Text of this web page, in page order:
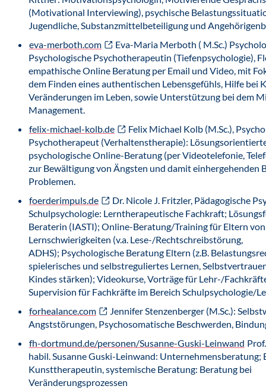
(Motivational Interviewing), psychische
Jugendliche, Substanzmittelbeteiligung und
eva-merboth.com
Eva-Maria Merboth ( M.Sc.)
Psychologische Psychotherapeutin (Tiefenpsychologie),
empathische Online Beratung per Email und Video, mit
dem Finden eines authentischen Lebensgefühls, Hilfe bei
Veränderungen im Leben, sowie Unterstützung bei dem
Management.
felix-michael-kolb.de
Felix Michael Kolb (M.Sc.),
Psychotherapeut (Verhaltenstherapie):
psychologische Online-Beratung (per Videotelefonie,
zur Bewältigung von Ängsten und damit einhergehenden
Problemen.
foerderimpuls.de
Dr. Nicole J. Fritzler, Pädagogische
Schulpsychologie: Lerntherapeutische Fachkraft;
Beraterin (IASTI); Online-Beratung/Training für Eltern
Lernschwierigkeiten (v.a. Lese-/Rechtschreibstörung,
ADHS); Psychologische Beratung Eltern (z.B.
spielerisches und selbstreguliertes Lernen,
Kindes stärken); Videokurse, Vorträge für Lehr-/
Supervision für Fachkräfte im Bereich Schulpsychologie/
forhealance.com
Jennifer Stenzenberger (M.Sc.):
Angststörungen, Psychosomatische Beschwerden,
fh-dortmund.de/personen/Susanne-Guski-Leinwand
habil. Susanne Guski-Leinwand: Unternehmensberatung;
Kunsttherapeutin, systemische Beratung: Beratung bei
Veränderungsprozessen